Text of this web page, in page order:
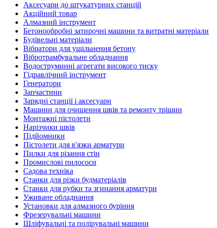
Аксесуари до штукатурних станцій
Акційний товар
Алмазний інструмент
Бетонообробні затирочні машини та витратні матеріали
Будівельні матеріали
Вібратори для ущільнення бетону
Вібротрамбувальне обладнання
Водоструминні агрегати високого тиску
Гідравлічний інструмент
Генератори
Запчастини
Зарядні станції і аксесуари
Машини для очищення швів та ремонту тріщин
Монтажні пістолети
Нарізчики швів
Підйомники
Пістолети для в'язки арматури
Пилки для різання стін
Промислові пилососи
Садова техніка
Станки для різки будматеріалів
Станки для рубки та згинання арматури
Уживане обладнання
Установки для алмазного буріння
Фрезерувальні машини
Шліфувальні та полірувальні машини